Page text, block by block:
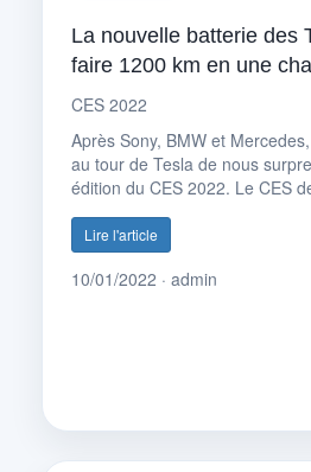
La nouvelle batterie des
faire 1200 km en une
CES 2022
Après Sony, BMW et
au tour de Tesla de nous
édition du CES 2022. Le CES
Lire l'article
10/01/2022 · admin